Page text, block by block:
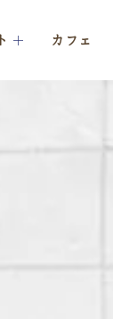
カフェ